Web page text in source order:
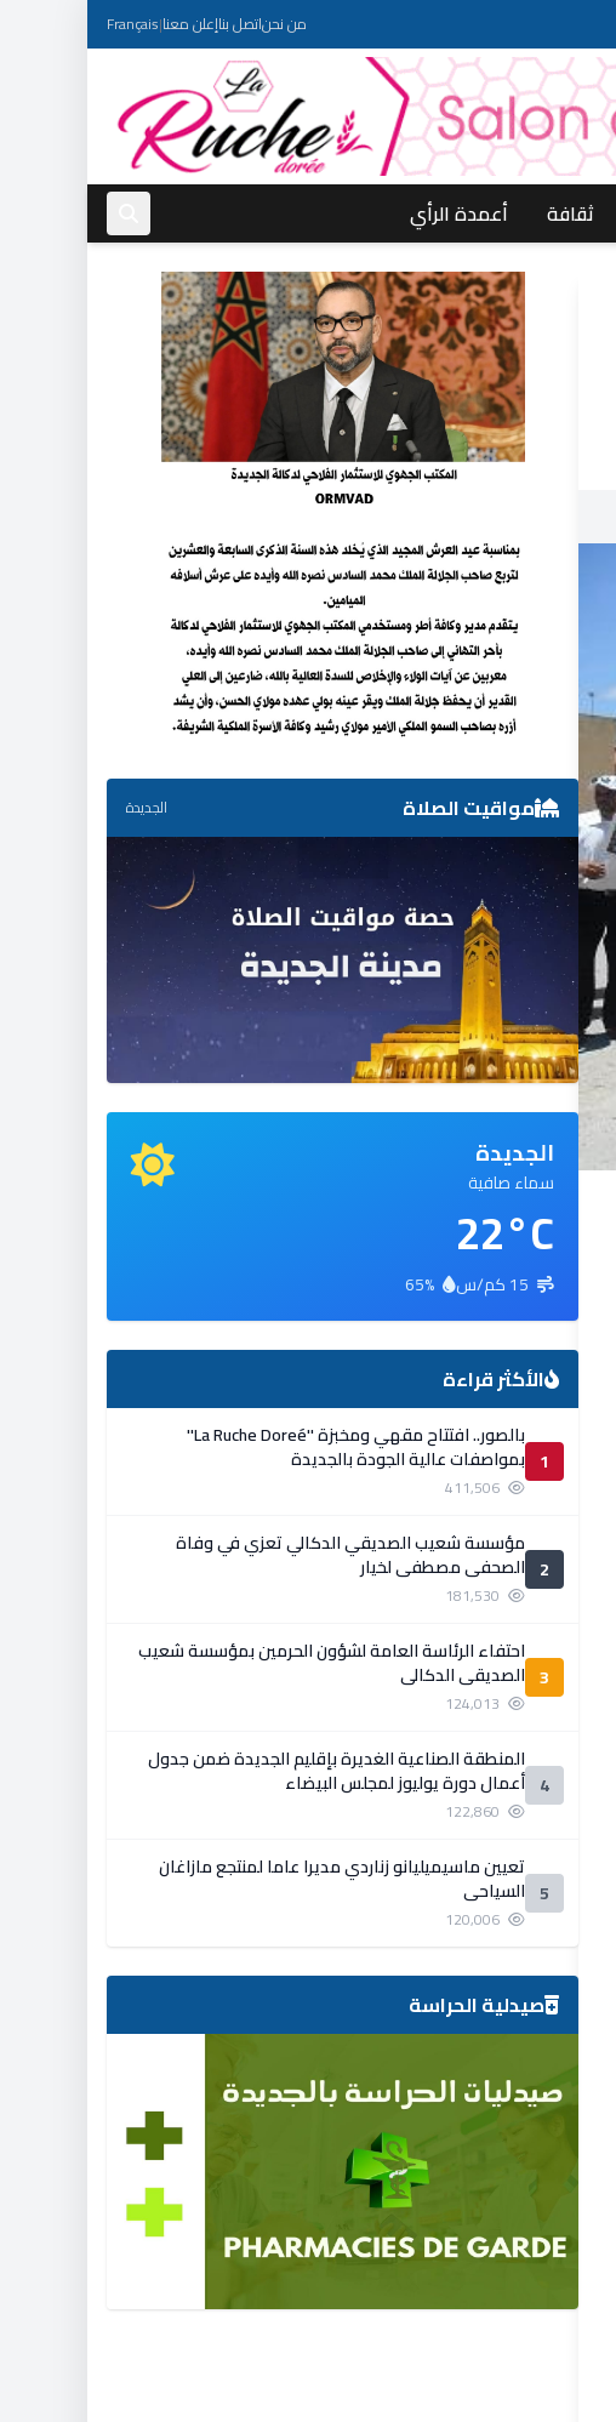
من نحناتصل بناإعلن معنا|
Français
ثقافة أعمدة الرأي
مواقيت الصلاة الجديدة
الجديدة
سماء صافية
22°C
الأكثر قراءة
1
بالصور.. افتتاح مقهي ومخبزة ''La Ruche Doreé''
بمواصفات عالية الجودة بالجديدة
2
مؤسسة شعيب الصديقي الدكالي تعزي في وفاة
الصحفي مصطفى لخيار
3
احتفاء الرئاسة العامة لشؤون الحرمين بمؤسسة شعيب
الصديقي الدكالي
4
المنطقة الصناعية الغديرة بإقليم الجديدة ضمن جدول
أعمال دورة يوليوز لمجلس البيضاء
5
تعيين ماسيميليانو زناردي مديرا عاما لمنتجع مازاغان
السياحي
صيدلية الحراسة